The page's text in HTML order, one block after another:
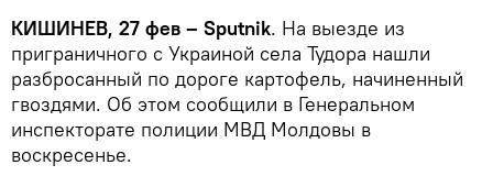
КИШИНЕВ, 27 фев – Sputnik. На выезде из
приграничного с Украиной села Тудора нашли
разбросанный по дороге картофель, начиненный
гвоздями. Об этом сообщили в Генеральном
инспекторате полиции МВД Молдовы в
воскресенье.